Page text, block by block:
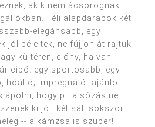
akik nem ácsorognak
Téli alapdarabok két
elegánsabb, egy
jól béleltek, ne fújjon át rajtuk
kültéren, előny, ha van
cipő: egy sportosabb, egy
hóálló; impregnálót ajánlott
ápolni, hogy pl. a sózás ne
ki jól. két sál: sokszor
-- a kámzsa is szuper!